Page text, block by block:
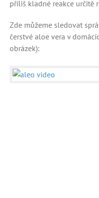
příliš kladné reakce určitě
Zde můžeme sledovat
čerstvé aloe vera v
obrázek):